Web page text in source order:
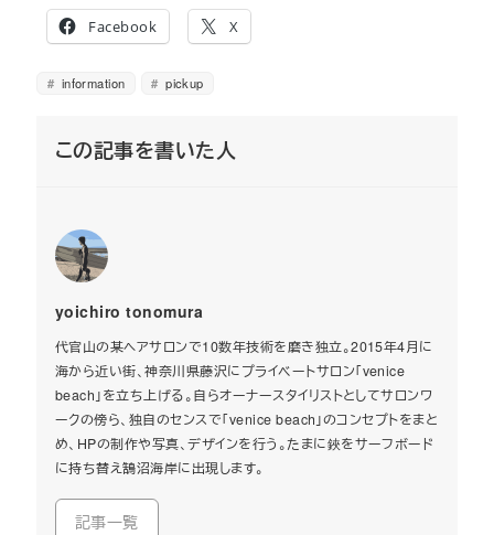
Facebook
X
information pickup
この記事を書いた人
yoichiro tonomura
代官山の某ヘアサロンで10数年技術を磨き独立。2015年4月に
海から近い街、神奈川県藤沢にプライベートサロン「venice
beach」を立ち上げる。自らオーナースタイリストとしてサロンワ
ークの傍ら、独自のセンスで「venice beach」のコンセプトをまと
め、HPの制作や写真、デザインを行う。たまに鋏をサーフボード
に持ち替え鵠沼海岸に出現します。
記事一覧